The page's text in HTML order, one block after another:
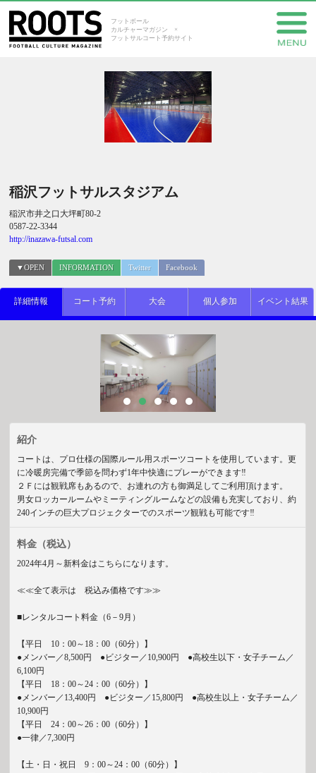
フットボール
カルチャーマガジン ×
フットサルコート予約サイト
稲沢フットサルスタジアム
稲沢市井之口大坪町80-2
0587-22-3344
http://inazawa-futsal.com
▼OPEN INFORMATION Twitter Facebook
詳細情報 コート予約 大会 個人参加 イベント結果
紹介
コートは、プロ仕様の国際ルール用スポーツコートを使用しています。更
に冷暖房完備で季節を問わず1年中快適にプレーができます‼
２Ｆには観戦席もあるので、お連れの方も御満足してご利用頂けます。
男女ロッカールームやミーティングルームなどの設備も充実しており、約
240インチの巨大プロジェクターでのスポーツ観戦も可能です‼
料金 （税込）
2024年4月～新料金はこちらになります。
≪≪全て表示は 税込み価格です≫≫
■レンタルコート料金（6－9月）
【平日 10：00～18：00（60分）】
●メンバー／8,500円 ●ビジター／10,900円 ●高校生以下・女子チーム／
6,100円
【平日 18：00～24：00（60分）】
●メンバー／13,400円 ●ビジター／15,800円 ●高校生以上・女子チーム／
10,900円
【平日 24：00～26：00（60分）】
●一律／7,300円
【土・日・祝日 9：00～24：00（60分）】